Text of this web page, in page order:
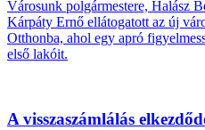
Városunk polgármestere, Halász
Kárpáty Ernő ellátogatott az új
Otthonba, ahol egy apró
első lakóit.
A visszaszámlálás